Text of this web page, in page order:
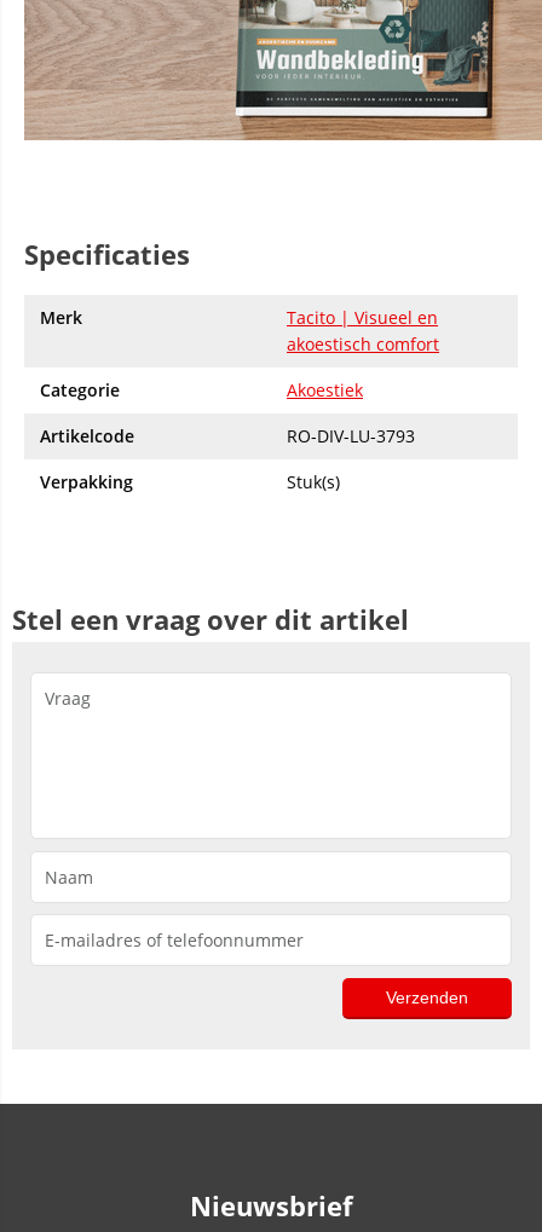
Specificaties
Merk
Tacito | Visueel en
akoestisch comfort
Categorie
Akoestiek
Artikelcode
RO-DIV-LU-3793
Verpakking
Stuk(s)
Stel een vraag over dit artikel
Nieuwsbrief